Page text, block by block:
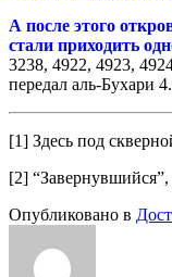
А после этого
стали приходить
3238, 4922, 4923,
передал аль-Бухари 4.
[1] Здесь под
[2]
Опубликовано в